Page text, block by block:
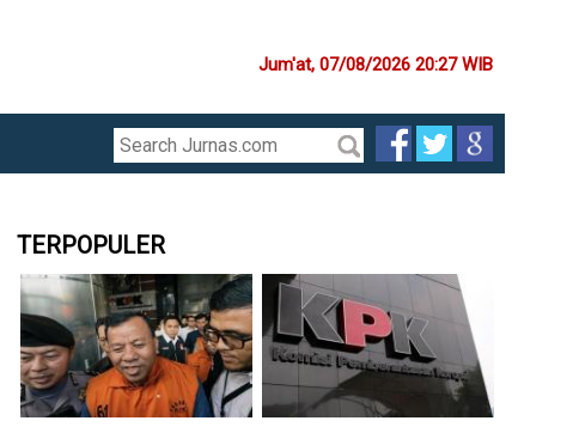
Jum'at, 07/08/2026 20:27 WIB
TERPOPULER